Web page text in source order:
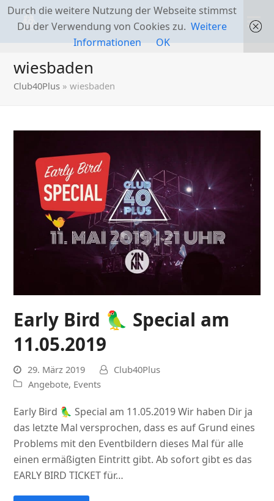
wiesbaden
Club40Plus »wiesbaden
Early Bird 🦜 Special am
11.05.2019
29. März 2019
Club40Plus
Angebote, Events
Early Bird 🦜 Special am 11.05.2019 Wir haben Dir ja
das letzte Mal versprochen, dass es auf Grund eines
Problems mit den Eventbildern dieses Mal für alle
einen ermäßigten Eintritt gibt. Ab sofort gibt es das
EARLY BIRD TICKET für…
Durch die weitere Nutzung der Webseite stimmst
Du der Verwendung von Cookies zu. Weitere
Informationen
OK